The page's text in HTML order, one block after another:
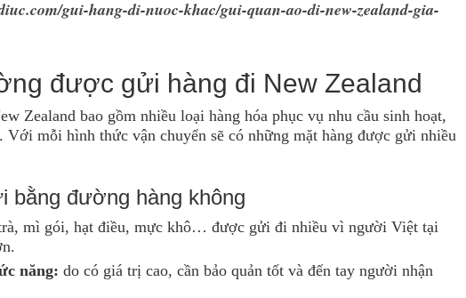
gui-hang-di-nuoc-khac/gui-quan-ao-di-new-zealand-gia-
được gửi hàng đi New Zealand
Zealand bao gồm nhiều loại hàng hóa phục vụ nhu cầu sinh hoạt,
Với mỗi hình thức vận chuyển sẽ có những mặt hàng được gửi nhiều
bằng đường hàng không
mì gói, hạt điều, mực khô… được gửi đi nhiều vì người Việt tại
năng: do có giá trị cao, cần bảo quản tốt và đến tay người nhận